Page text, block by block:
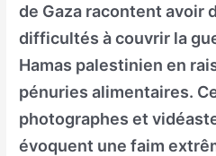
de Gaza racontent avoir
difficultés à couvrir la
Hamas palestinien en
pénuries alimentaires.
photographes et
évoquent une faim